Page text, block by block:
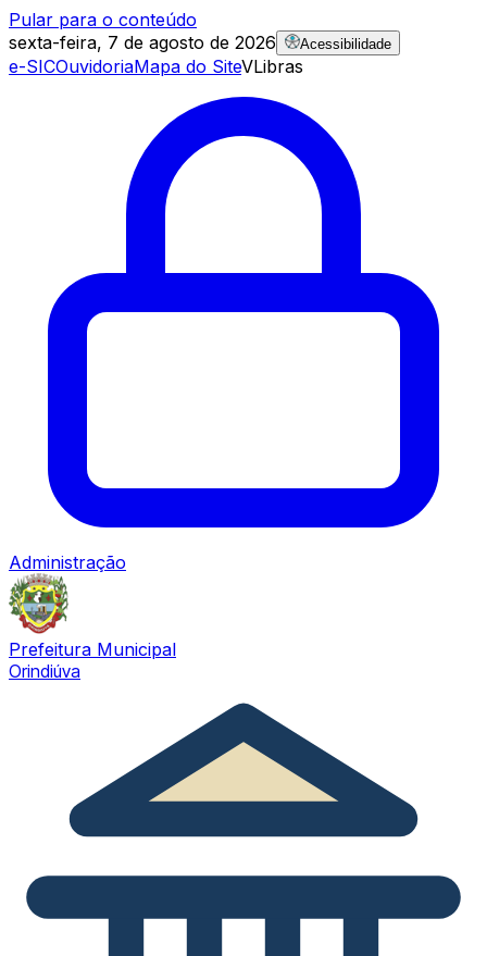
Pular para o conteúdo
sexta-feira, 7 de agosto de 2026
Acessibilidade
e-SICOuvidoriaMapa do SiteVLibras
Administração
Prefeitura Municipal
Orindiúva